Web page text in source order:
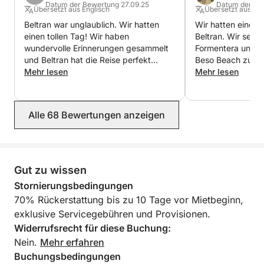
Skippergebühr (250 €) ist direkt im Hafen zu
Erleben Sie Ibiza aus einer einzigartigen Perspektive!
Kontaktieren Sie uns noch heute über Click&Boat, um
Ihr privates und authentisches Segelabenteuer zu
Datum der Bewertung 27.09.25
Übersetzt aus Englisch
Beltran war unglaublich. Wir hatten
einen tollen Tag! Wir haben
wundervolle Erinnerungen gesammelt
und Beltran hat die Reise perfekt
gemacht. Wir würden definitiv wieder
Mehr lesen
Datum der
Übersetzt aus
Wir hatten einen
Beltran. Wir
Formentera und
Beso Beach zu
nahmen wir ein
Mehr lesen
Alle 68 Bewertungen anzeigen
Gut zu wissen
Stornierungsbedingungen
70% Rückerstattung bis zu 10 Tage vor Mietbeginn,
exklusive Servicegebühren und Provisionen.
Widerrufsrecht für diese Buchung:
Nein. Mehr erfahren
Buchungsbedingungen